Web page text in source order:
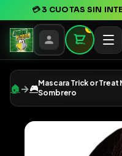
💳3 CUOTAS SIN
0
🏠 →🎮Mascara Trick or Treat
Sombrero